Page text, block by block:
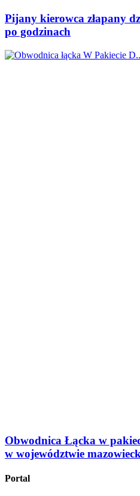
Pijany kierowca złapany
po godzinach
Obwodnica Łącka w
w województwie
Portal